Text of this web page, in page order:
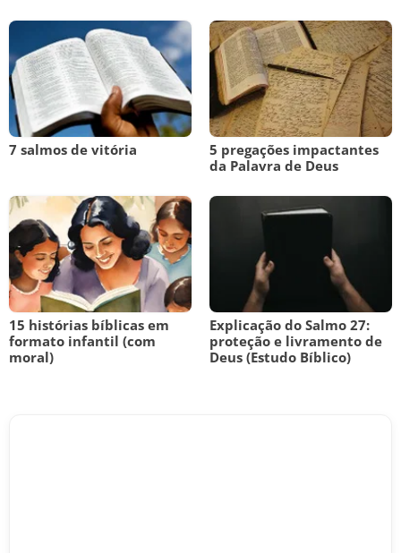
7 salmos de vitória
5 pregações impactantes
da Palavra de Deus
15 histórias bíblicas em
formato infantil (com
moral)
Explicação do Salmo 27:
proteção e livramento de
Deus (Estudo Bíblico)